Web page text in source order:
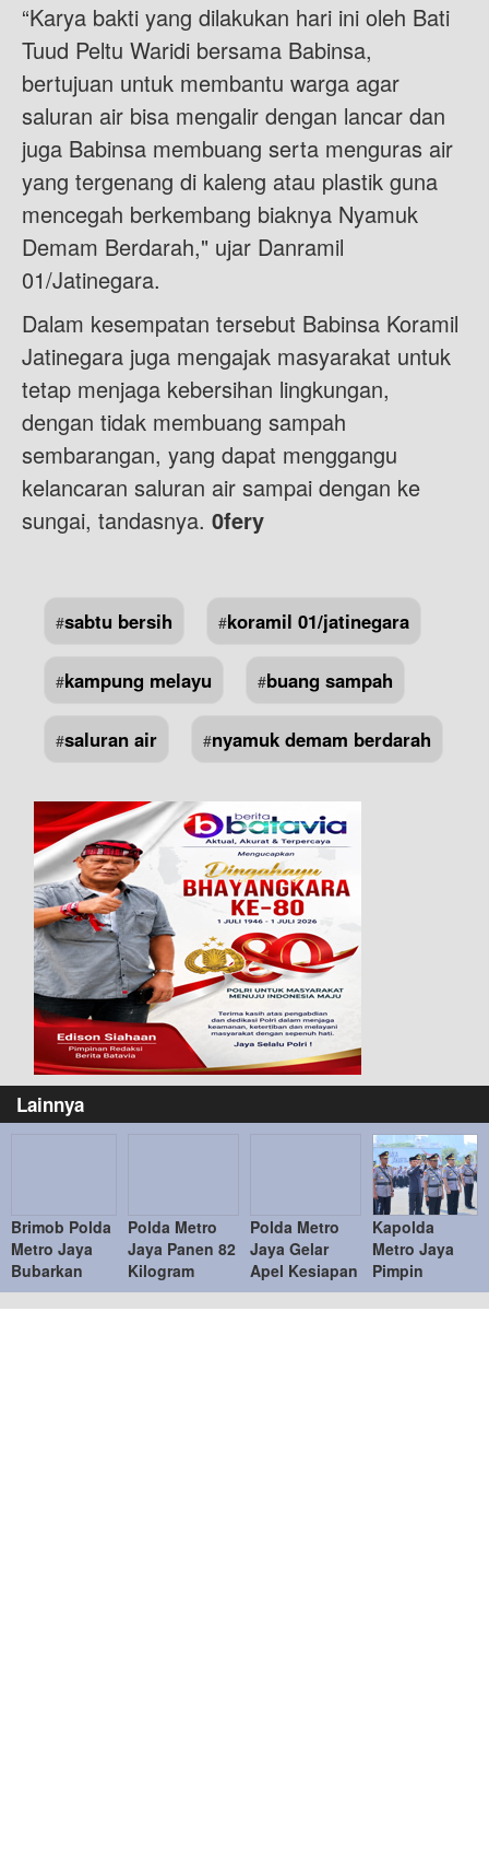
“Karya bakti yang dilakukan hari ini oleh Bati
Tuud Peltu Waridi bersama Babinsa,
bertujuan untuk membantu warga agar
saluran air bisa mengalir dengan lancar dan
juga Babinsa membuang serta menguras air
yang tergenang di kaleng atau plastik guna
mencegah berkembang biaknya Nyamuk
Demam Berdarah," ujar Danramil
01/Jatinegara.
Dalam kesempatan tersebut Babinsa Koramil
Jatinegara juga mengajak masyarakat untuk
tetap menjaga kebersihan lingkungan,
dengan tidak membuang sampah
sembarangan, yang dapat menggangu
kelancaran saluran air sampai dengan ke
sungai, tandasnya. 0fery
#sabtu bersih #koramil 01/jatinegara
#kampung melayu #buang sampah
#saluran air #nyamuk demam berdarah
Lainnya
Brimob Polda
Metro Jaya
Bubarkan
Balap Liar,
Sembilan
Polda Metro
Jaya Panen 82
Kilogram
Pakcoy untuk
Dukung
Polda Metro
Jaya Gelar
Apel Kesiapan
Personel dan
Peralatan
Kapolda
Metro Jaya
Pimpin
Sertijab PJU
dan Kapolres